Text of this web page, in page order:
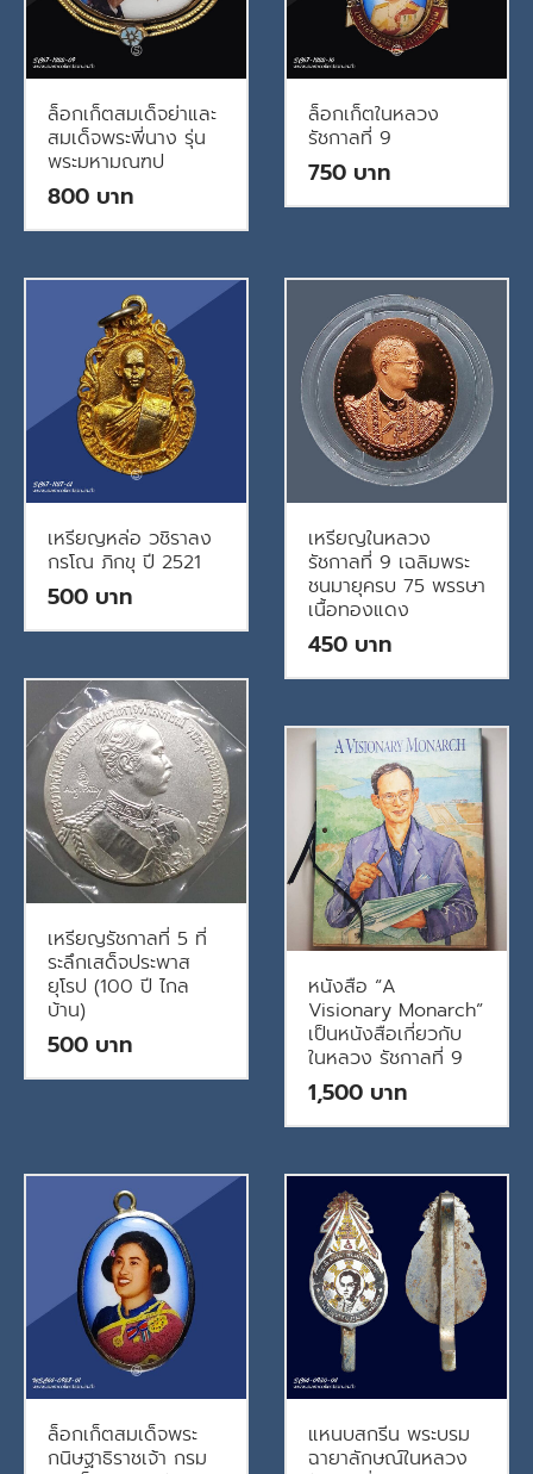
ล็อกเก็ตสมเด็จย่าและ
สมเด็จพระพี่นาง รุ่น
พระมหามณฑป
800
ล็อกเก็ตในหลวง
รัชกาลที่ 9
750
เหรียญหล่อ วชิราลง
กรโณ ภิกขุ ปี 2521
500
เหรียญในหลวง
รัชกาลที่ 9 เฉลิมพระ
ชนมายุครบ 75 พรรษา
เนื้อทองแดง
450
เหรียญรัชกาลที่ 5 ที่
ระลึกเสด็จประพาส
ยุโรป (100 ปี ไกล
บ้าน)
500
หนังสือ “A
Visionary Monarch”
เป็นหนังสือเกี่ยวกับ
ในหลวง รัชกาลที่ 9
1,500
ล็อกเก็ตสมเด็จพระ
กนิษฐาธิราชเจ้า กรม
แหนบสกรีน พระบรม
ฉายาลักษณ์ในหลวง